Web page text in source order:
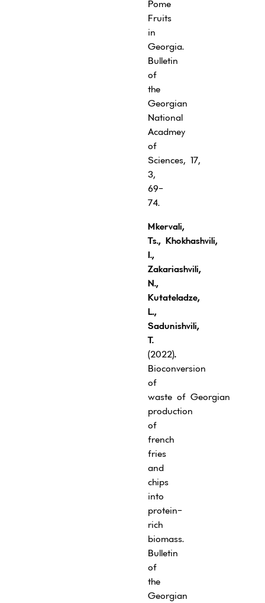
Pome
Fruits
in
Georgia.
Bulletin
of
the
Georgian
National
Acadmey
of
Sciences, 17,
3,
69-
74.
Mkervali,
Ts., Khokhashvili,
I.,
Zakariashvili,
N.,
Kutateladze,
L.,
Sadunishvili,
T.
(2022).
Bioconversion
of
waste of Georgian
production
of
french
fries
and
chips
into
protein-
rich
biomass.
Bulletin
of
the
Georgian